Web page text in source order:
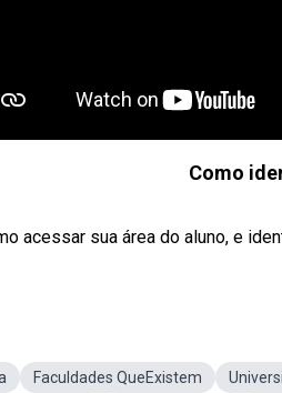
Como
acessar sua área do aluno, e
Faculdades QueExistem